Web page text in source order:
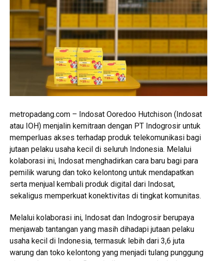
metropadang.com – Indosat Ooredoo Hutchison (Indosat
atau IOH) menjalin kemitraan dengan PT Indogrosir untuk
memperluas akses terhadap produk telekomunikasi bagi
jutaan pelaku usaha kecil di seluruh Indonesia. Melalui
kolaborasi ini, Indosat menghadirkan cara baru bagi para
pemilik warung dan toko kelontong untuk mendapatkan
serta menjual kembali produk digital dari Indosat,
sekaligus memperkuat konektivitas di tingkat komunitas.
Melalui kolaborasi ini, Indosat dan Indogrosir berupaya
menjawab tantangan yang masih dihadapi jutaan pelaku
usaha kecil di Indonesia, termasuk lebih dari 3,6 juta
warung dan toko kelontong yang menjadi tulang punggung